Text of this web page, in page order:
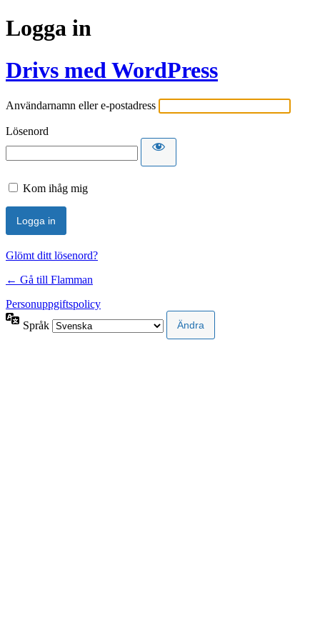
Logga in
Drivs med WordPress
Användarnamn eller e-postadress
Lösenord
Kom ihåg mig
Glömt ditt lösenord?
← Gå till Flamman
Personuppgiftspolicy
Språk